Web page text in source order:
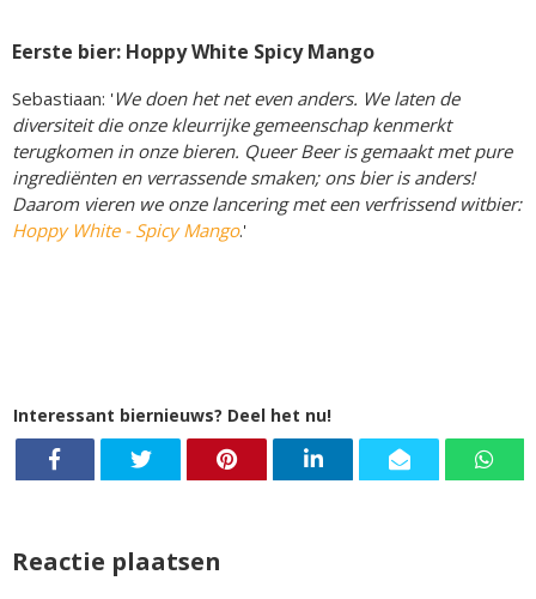
Eerste bier: Hoppy White Spicy Mango
Sebastiaan: 'We doen het net even anders. We laten de
diversiteit die onze kleurrijke gemeenschap kenmerkt
terugkomen in onze bieren. Queer Beer is gemaakt met pure
ingrediënten en verrassende smaken; ons bier is anders!
Daarom vieren we onze lancering met een verfrissend witbier:
Hoppy White - Spicy Mango.'
Interessant biernieuws? Deel het nu!
Reactie plaatsen